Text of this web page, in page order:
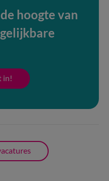
hoogte van
in!